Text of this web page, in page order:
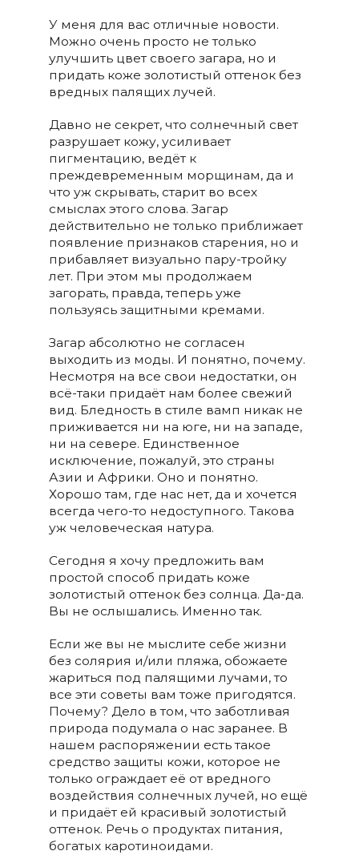
У меня для вас отличные новости.
Можно очень просто не только
улучшить цвет своего загара, но и
придать коже золотистый оттенок без
вредных палящих лучей.
Давно не секрет, что солнечный свет
разрушает кожу, усиливает
пигментацию, ведёт к
преждевременным морщинам, да и
что уж скрывать, старит во всех
смыслах этого слова. Загар
действительно не только приближает
появление признаков старения, но и
прибавляет визуально пару-тройку
лет. При этом мы продолжаем
загорать, правда, теперь уже
пользуясь защитными кремами.
Загар абсолютно не согласен
выходить из моды. И понятно, почему.
Несмотря на все свои недостатки, он
всё-таки придаёт нам более свежий
вид. Бледность в стиле вамп никак не
приживается ни на юге, ни на западе,
ни на севере. Единственное
исключение, пожалуй, это страны
Азии и Африки. Оно и понятно.
Хорошо там, где нас нет, да и хочется
всегда чего-то недоступного. Такова
уж человеческая натура.
Сегодня я хочу предложить вам
простой способ придать коже
золотистый оттенок без солнца. Да-да.
Вы не ослышались. Именно так.
Если же вы не мыслите себе жизни
без солярия и/или пляжа, обожаете
жариться под палящими лучами, то
все эти советы вам тоже пригодятся.
Почему? Дело в том, что заботливая
природа подумала о нас заранее. В
нашем распоряжении есть такое
средство защиты кожи, которое не
только ограждает её от вредного
воздействия солнечных лучей, но ещё
и придаёт ей красивый золотистый
оттенок. Речь о продуктах питания,
богатых каротиноидами.